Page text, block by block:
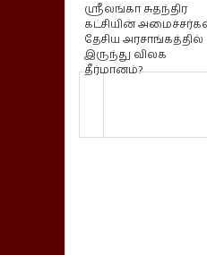
ஸ்ரீலங்கா சுதந்திர
கட்சியின்
தேசிய அரசாங்கத்தில்
இருந்து விலக
தீர்மானம்?